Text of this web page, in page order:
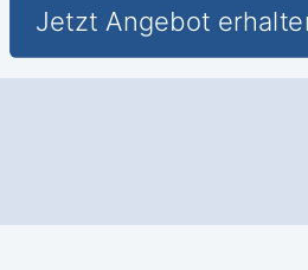
Jetzt Angebot